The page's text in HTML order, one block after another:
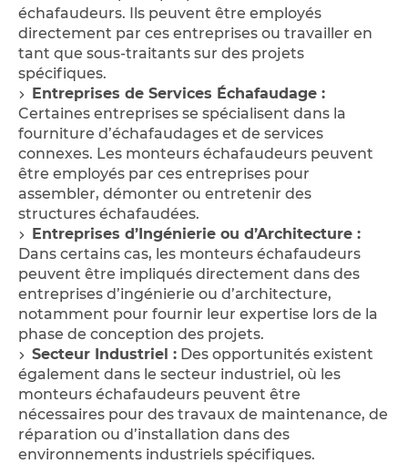
échafaudeurs. Ils peuvent être employés
directement par ces entreprises ou travailler en
tant que sous-traitants sur des projets
spécifiques.
Entreprises de Services Échafaudage :
Certaines entreprises se spécialisent dans la
fourniture d’échafaudages et de services
connexes. Les monteurs échafaudeurs peuvent
être employés par ces entreprises pour
assembler, démonter ou entretenir des
structures échafaudées.
Entreprises d’Ingénierie ou d’Architecture :
Dans certains cas, les monteurs échafaudeurs
peuvent être impliqués directement dans des
entreprises d’ingénierie ou d’architecture,
notamment pour fournir leur expertise lors de la
phase de conception des projets.
Secteur Industriel : Des opportunités existent
également dans le secteur industriel, où les
monteurs échafaudeurs peuvent être
nécessaires pour des travaux de maintenance, de
réparation ou d’installation dans des
environnements industriels spécifiques.